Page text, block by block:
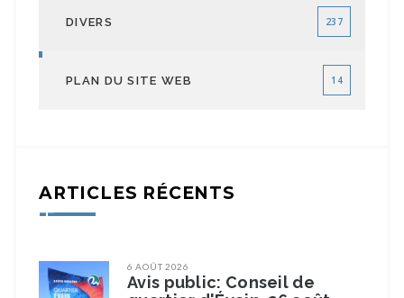
DIVERS 237
PLAN DU SITE WEB 14
ARTICLES RÉCENTS
6 AOÛT 2026
Avis public: Conseil de